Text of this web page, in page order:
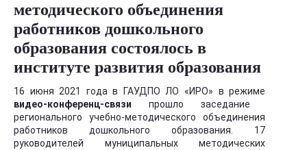
методического объединения
работников дошкольного
образования состоялось в
институте развития образования
16 июня 2021 года в ГАУДПО ЛО «ИРО» в режиме
видео-конференц-связи прошло заседание
регионального учебно-методического объединения
работников дошкольного образования. 17
руководителей муниципальных методических